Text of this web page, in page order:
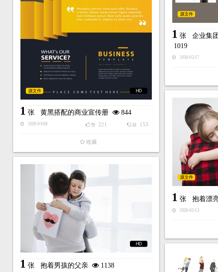
HD
源文件
1 张 黄黑搭配的商业宣传册 844
2020-03-08 踩 153
赞 221
收藏
源文件
1 张 企业集
1019
2020-02-17
源文件
1 张 抱着漂
2020-02-13
HD
1 张 抱着男孩的父亲 1138